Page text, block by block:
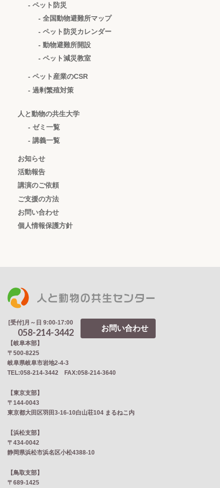
- ペット防災
- 全国動物避難所マップ
- ペット防災カレンダー
- 動物避難所開設
- ペット減災教室
- ペット産業のCSR
- 過剰繁殖対策
人と動物の共生大学
- ゼミ一覧
- 講義一覧
お知らせ
活動報告
講演のご依頼
ご支援の方法
お問い合わせ
個人情報保護方針
[受付]月～日 9:00-17:00
058-214-3442 お問い合わせ
【岐阜本部】
〒500-8225
岐阜県岐阜市岩地2‐4‐3
TEL:058-214-3442 FAX:058-214-3640
【東京支部】
〒144-0043
東京都大田区羽田3-16-10白山荘104 まるねこ内
【浜松支部】
〒434-0042
静岡県浜松市浜名区小松4388-10
【鳥取支部】
〒689-1425